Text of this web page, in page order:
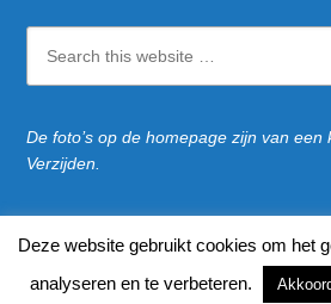
this
website
De foto’s op de homepage zijn van een
Verzijden.
naar bovenkant
Deze website gebruikt cookies om het
analyseren en te verbeteren.